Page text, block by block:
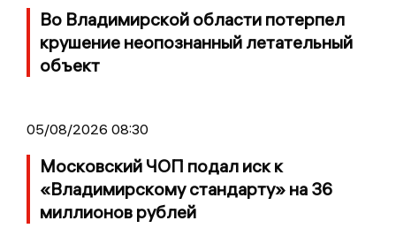
Во Владимирской области потерпел
крушение неопознанный летательный
объект
05/08/2026 08:30
Московский ЧОП подал иск к
«Владимирскому стандарту» на 36
миллионов рублей